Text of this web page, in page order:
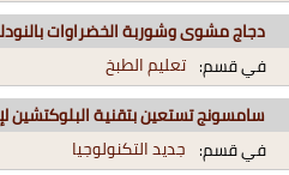
دجاج مشوى وشوربة الخضراوات
في قسم: تعليم الطبخ
سامسونج تستعين بتقنية البلوكتشين
في قسم: جديد التكنولوجيا